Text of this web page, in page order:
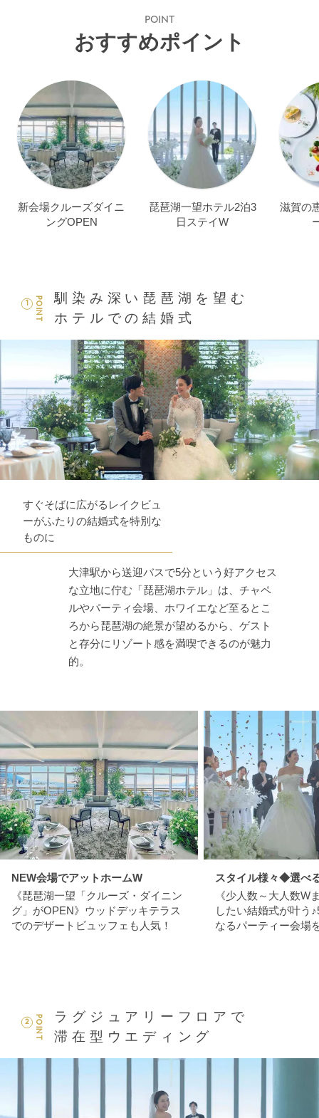
POINT
おすすめポイント
新会場クルーズダイニ
ングOPEN
琵琶湖一望ホテル2泊3
日ステイW
滋賀の
POINT
1
馴染み深い琵琶湖を望む
ホテルでの結婚式
すぐそばに広がるレイクビュ
ーがふたりの結婚式を特別な
ものに
大津駅から送迎バスで5分という好アクセス
な立地に佇む「琵琶湖ホテル」は、チャペ
ルやパーティ会場、ホワイエなど至るとこ
ろから琵琶湖の絶景が望めるから、ゲスト
と存分にリゾート感を満喫できるのが魅力
的。
NEW会場でアットホームW
《琵琶湖一望「クルーズ・ダイニン
グ」がOPEN》ウッドデッキテラス
でのデザートビュッフェも人気！
スタイル様々◆選べ
《少人数～大人数W
したい結婚式が叶う
なるパーティー会場
POINT
2
ラグジュアリーフロアで
滞在型ウエディング